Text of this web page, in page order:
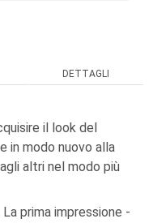
DETTAGLI
il look del
in modo nuovo alla
altri nel modo più
prima impressione -